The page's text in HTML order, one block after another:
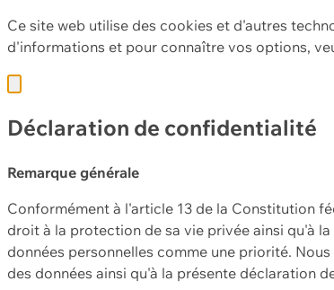
Ce site web utilise des cookies et d'autres
d'informations et pour connaître vos options,
Déclaration de confidentialité
Remarque générale
Conformément à l'article 13 de la Constitution
droit à la protection de sa vie privée ainsi qu'à
données personnelles comme une priorité.
des données ainsi qu'à la présente déclaration